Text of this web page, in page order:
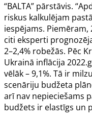
“BALTA” pārstāvis.
riskus kalkulējam
iespējams. Piemēram,
citi eksperti
2–2,4% robežās. Pēc
Ukrainā inflācija
vēlāk – 9,1%. Tā ir
scenāriju budžeta
arī nav nepieciešams
budžets ir elastīgs un